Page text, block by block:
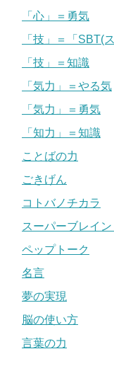
「心」＝勇気
「技」＝「SBT(
「技」＝知識
「気力」＝やる気
「気力」＝勇気
「知力」＝知識
ことばの力
ごきげん
コトバノチカラ
スーパーブレイ
ペップトーク
名言
夢の実現
脳の使い方
言葉の力